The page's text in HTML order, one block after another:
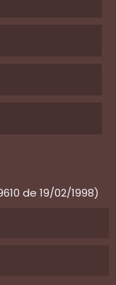
de 19/02/1998)